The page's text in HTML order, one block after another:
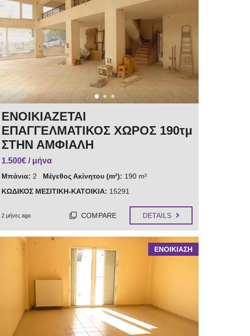
ΕΝΟΙΚΙΑΖΕΤΑΙ
ΕΠΑΓΓΕΛΜΑΤΙΚΟΣ ΧΩΡΟΣ 190τμ
ΣΤΗΝ ΑΜΦΙΑΛΗ
1.500€ / μήνα
Μπάνια: 2 Μέγεθος Ακίνητου (m²): 190 m²
ΚΩΔΙΚΟΣ ΜΕΣΙΤΙΚΗ-ΚΑΤΟΙΚΙΑ: 15291
2 μήνες ago COMPARE DETAILS
ΕΝΟΙΚΙΑΣΗ